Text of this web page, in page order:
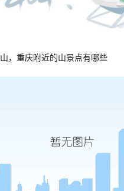
，重庆附近的山景点有哪些